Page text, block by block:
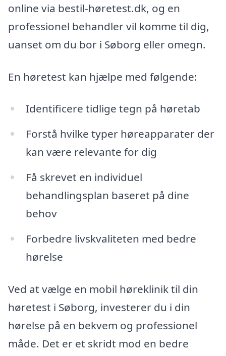
online via bestil-høretest.dk, og en
professionel behandler vil komme til dig,
uanset om du bor i Søborg eller omegn.
En høretest kan hjælpe med følgende:
Identificere tidlige tegn på høretab
Forstå hvilke typer høreapparater der
kan være relevante for dig
Få skrevet en individuel
behandlingsplan baseret på dine
behov
Forbedre livskvaliteten med bedre
hørelse
Ved at vælge en mobil høreklinik til din
høretest i Søborg, investerer du i din
hørelse på en bekvem og professionel
måde. Det er et skridt mod en bedre